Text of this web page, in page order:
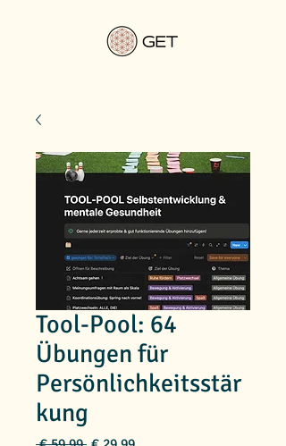
Tool-Pool: 64
Übungen für
Persönlichkeitsstär
kung